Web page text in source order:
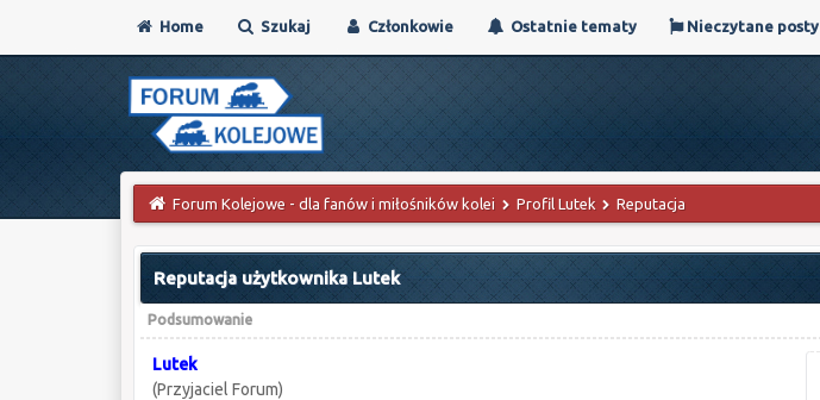
Home Szukaj Członkowie Ostatnie tematy Nieczytane posty
Forum Kolejowe - dla fanów i miłośników kolei Profil Lutek Reputacja
Reputacja użytkownika Lutek
Podsumowanie
Lutek
(Przyjaciel Forum)